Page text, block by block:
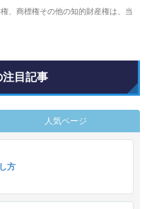
、商標権その他の知的財産権は、当
注目記事
人気ページ
方